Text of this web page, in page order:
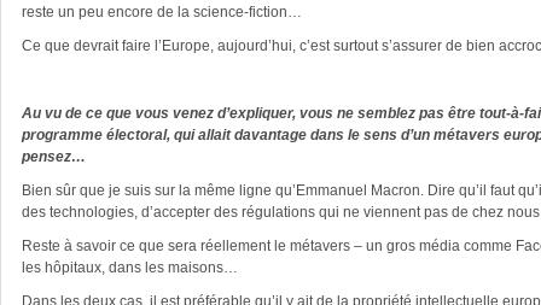
reste un peu encore de la science-fiction…
Ce que devrait faire l’Europe, aujourd’hui, c’est surtout s’assurer de bien
Au vu de ce que vous venez d’expliquer, vous ne semblez pas être tout-
programme électoral, qui allait davantage dans le sens d’un métavers
pensez…
Bien sûr que je suis sur la même ligne qu’Emmanuel Macron. Dire qu’il faut
des technologies, d’accepter des régulations qui ne viennent pas de chez
Reste à savoir ce que sera réellement le métavers – un gros média comme
les hôpitaux, dans les maisons…
Dans les deux cas, il est préférable qu’il y ait de la propriété intellectuelle